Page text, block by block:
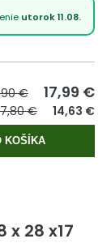
utorok 11.08.
€ 17,99 €
€ 14,63 €
KOŠÍKA
28 x17